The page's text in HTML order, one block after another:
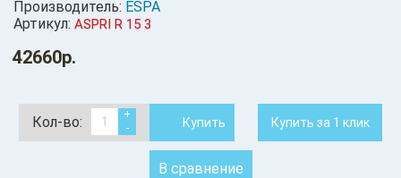
Производитель: ESPA
Артикул: ASPRI R 15 3
42660р.
Кол-во:
+
-
Купить Купить за 1 клик
В сравнение